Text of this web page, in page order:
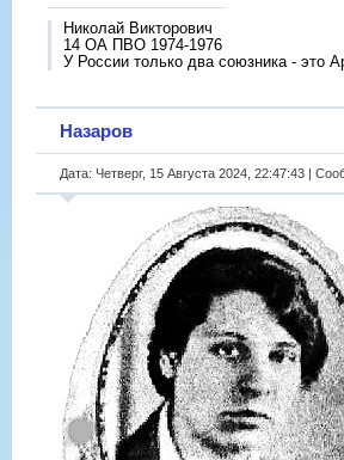
Николай Викторович
14 ОА ПВО 1974-1976
У России только два союзника - это
Назаров
Дата: Четверг, 15 Августа 2024, 22:47:43 |